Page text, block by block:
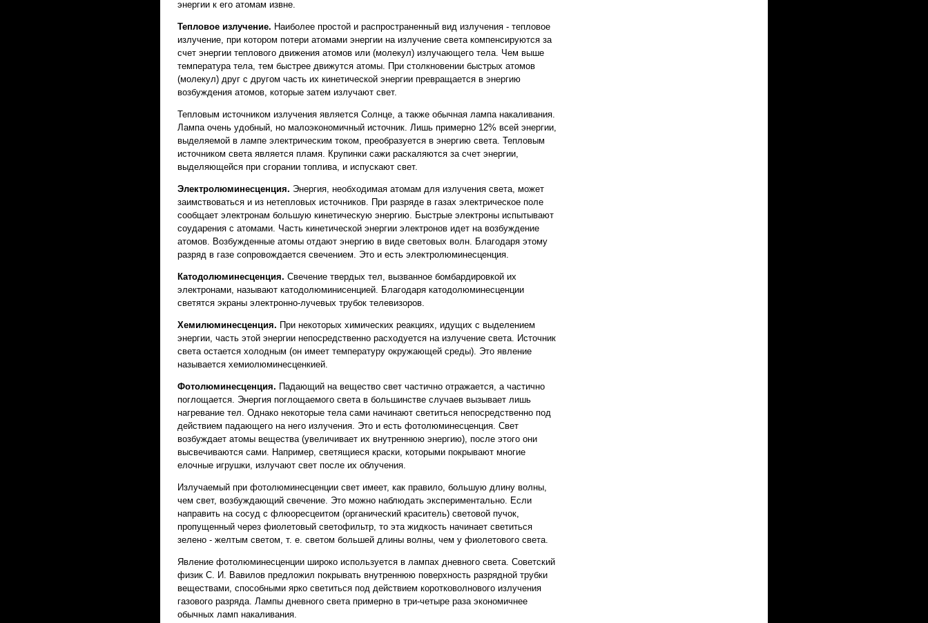
энергии к его атомам извне.
Тепловое излучение. Наиболее простой и распространенный вид излучения - тепловое
излучение, при котором потери атомами энергии на излучение света компенсируются за
счет энергии теплового движения атомов или (молекул) излучающего тела. Чем выше
температура тела, тем быстрее движутся атомы. При столкновении быстрых атомов
(молекул) друг с другом часть их кинетической энергии превращается в энергию
возбуждения атомов, которые затем излучают свет.
Тепловым источником излучения является Солнце, а также обычная лампа накаливания.
Лампа очень удобный, но малоэкономичный источник. Лишь примерно 12% всей энергии,
выделяемой в лампе электрическим током, преобразуется в энергию света. Тепловым
источником света является пламя. Крупинки сажи раскаляются за счет энергии,
выделяющейся при сгорании топлива, и испускают свет.
Электролюминесценция. Энергия, необходимая атомам для излучения света, может
заимствоваться и из нетепловых источников. При разряде в газах электрическое поле
сообщает электронам большую кинетическую энергию. Быстрые электроны испытывают
соударения с атомами. Часть кинетической энергии электронов идет на возбуждение
атомов. Возбужденные атомы отдают энергию в виде световых волн. Благодаря этому
разряд в газе сопровождается свечением. Это и есть электролюминесценция.
Катодолюминесценция. Свечение твердых тел, вызванное бомбардировкой их
электронами, называют катодолюминисенцией. Благодаря катодолюминесценции
светятся экраны электронно-лучевых трубок телевизоров.
Хемилюминесценция. При некоторых химических реакциях, идущих с выделением
энергии, часть этой энергии непосредственно расходуется на излучение света. Источник
света остается холодным (он имеет температуру окружающей среды). Это явление
называется хемиолюминесценкией.
Фотолюминесценция. Падающий на вещество свет частично отражается, а частично
поглощается. Энергия поглощаемого света в большинстве случаев вызывает лишь
нагревание тел. Однако некоторые тела сами начинают светиться непосредственно под
действием падающего на него излучения. Это и есть фотолюминесценция. Свет
возбуждает атомы вещества (увеличивает их внутреннюю энергию), после этого они
высвечиваются сами. Например, светящиеся краски, которыми покрывают многие
елочные игрушки, излучают свет после их облучения.
Излучаемый при фотолюминесценции свет имеет, как правило, большую длину волны,
чем свет, возбуждающий свечение. Это можно наблюдать экспериментально. Если
направить на сосуд с флюоресцеитом (органический краситель) световой пучок,
пропущенный через фиолетовый светофильтр, то эта жидкость начинает светиться
зелено - желтым светом, т. е. светом большей длины волны, чем у фиолетового света.
Явление фотолюминесценции широко используется в лампах дневного света. Советский
физик С. И. Вавилов предложил покрывать внутреннюю поверхность разрядной трубки
веществами, способными ярко светиться под действием коротковолнового излучения
газового разряда. Лампы дневного света примерно в три-четыре раза экономичнее
обычных ламп накаливания.